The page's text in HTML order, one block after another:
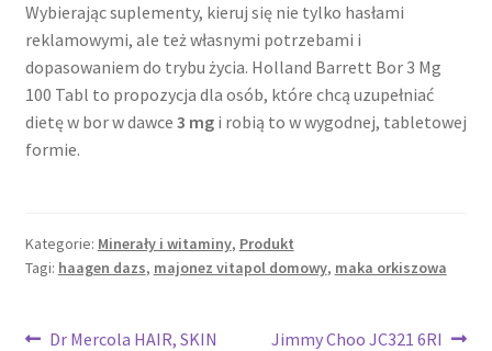
Wybierając suplementy, kieruj się nie tylko hasłami
reklamowymi, ale też własnymi potrzebami i
dopasowaniem do trybu życia. Holland Barrett Bor 3 Mg
100 Tabl to propozycja dla osób, które chcą uzupełniać
dietę w bor w dawce 3 mgi robią to w wygodnej, tabletowej
formie.
Kategorie: Minerały i witaminy, Produkt
Tagi: haagen dazs, majonez vitapol domowy, maka orkiszowa
Poprzedni
Dr Mercola HAIR, SKIN
Następny
Jimmy Choo JC321 6RI